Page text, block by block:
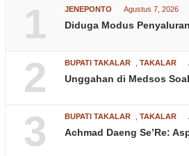
1 JENEPONTO Agustus 7, 2026
Diduga Modus
2 BUPATI TAKALAR , TAKALAR
Unggahan di Medsos
3 BUPATI TAKALAR , TAKALAR
Achmad Daeng Se’Re: